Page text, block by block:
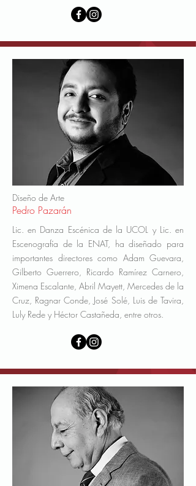
Diseño de Arte
Pedro Pazarán
Lic. en Danza Escénica de la UCOL y Lic. en
Escenografía de la ENAT, ha diseñado para
importantes directores como Adam Guevara,
Gilberto Guerrero, Ricardo Ramírez Carnero,
Ximena Escalante, Abril Mayett, Mercedes de la
Cruz, Ragnar Conde, José Solé, Luis de Tavira,
Luly Rede y Héctor Castañeda, entre otros.